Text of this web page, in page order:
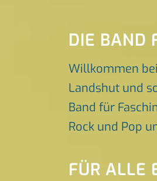
DIE BAND
Willkommen
Landshut und
Band für
Rock und Pop
FÜR ALLE